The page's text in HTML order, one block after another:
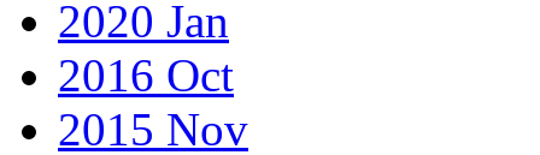
2020 Jan
2016 Oct
2015 Nov